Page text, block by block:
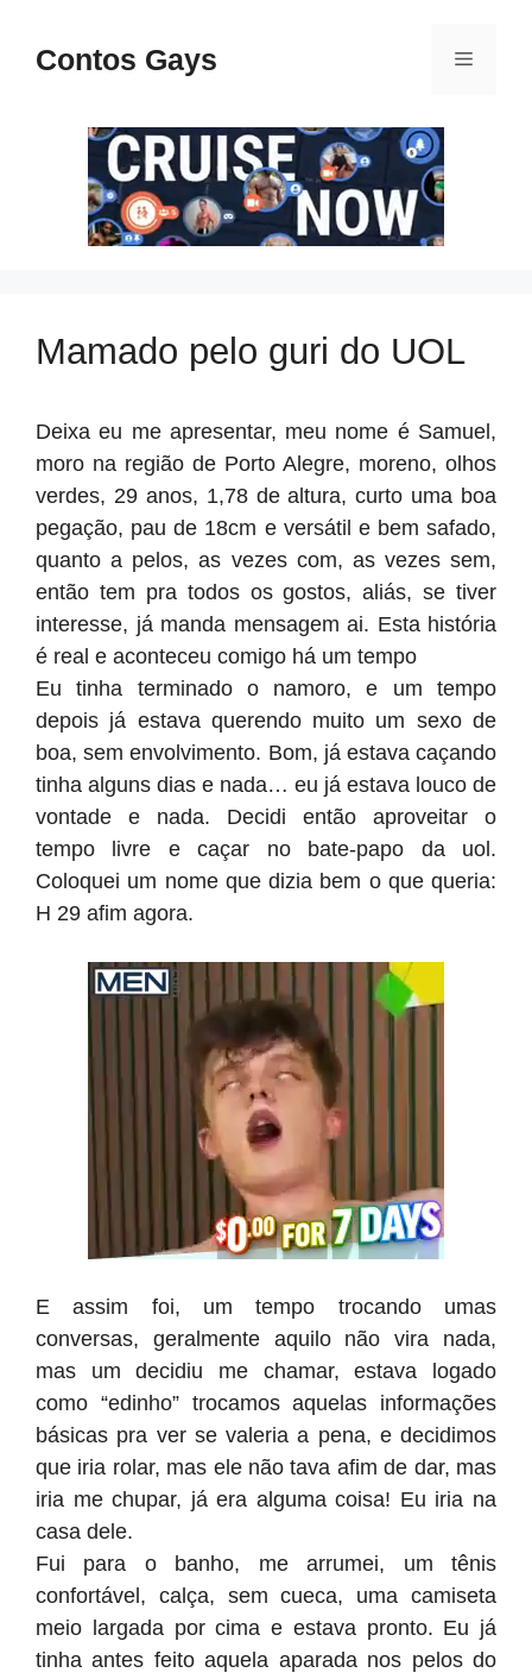
paraContos Gays Menu
Mamado pelo guri do UOL
Deixa eu me apresentar, meu nome é Samuel,
moro na região de Porto Alegre, moreno, olhos
verdes, 29 anos, 1,78 de altura, curto uma boa
pegação, pau de 18cm e versátil e bem safado,
quanto a pelos, as vezes com, as vezes sem,
então tem pra todos os gostos, aliás, se tiver
interesse, já manda mensagem ai. Esta história
é real e aconteceu comigo há um tempo
Eu tinha terminado o namoro, e um tempo
depois já estava querendo muito um sexo de
boa, sem envolvimento. Bom, já estava caçando
tinha alguns dias e nada… eu já estava louco de
vontade e nada. Decidi então aproveitar o
tempo livre e caçar no bate-papo da uol.
Coloquei um nome que dizia bem o que queria:
H 29 afim agora.
E assim foi, um tempo trocando umas
conversas, geralmente aquilo não vira nada,
mas um decidiu me chamar, estava logado
como “edinho” trocamos aquelas informações
básicas pra ver se valeria a pena, e decidimos
que iria rolar, mas ele não tava afim de dar, mas
iria me chupar, já era alguma coisa! Eu iria na
casa dele.
Fui para o banho, me arrumei, um tênis
confortável, calça, sem cueca, uma camiseta
meio largada por cima e estava pronto. Eu já
tinha antes feito aquela aparada nos pelos do